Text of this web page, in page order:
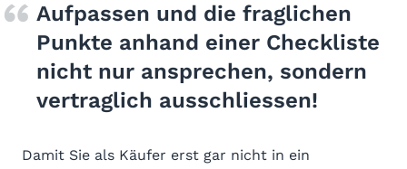
Aufpassen und die fraglichen
Punkte anhand einer Checkliste
nicht nur ansprechen, sondern
vertraglich ausschliessen!
Damit Sie als Käufer erst gar nicht in ein